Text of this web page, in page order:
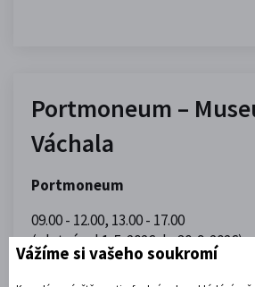
Portmoneum –
Váchala
Portmoneum
09.00 - 12.00, 13.00 - 17.00
(platné od 1. 5. 2026 do 30. 9. 2026)
Vážíme si vašeho soukromí